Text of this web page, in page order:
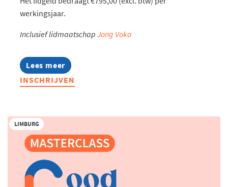
werkingsjaar.
Inclusief lidmaatschap Jong Voka
Lees meer
about
Jonge
Ondernemers
INSCHRIJVEN
LIMBURG